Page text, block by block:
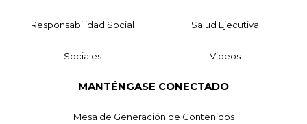
Responsabilidad Social Salud Ejecutiva
Sociales Videos
MANTÉNGASE CONECTADO
Mesa de Generación de Contenidos